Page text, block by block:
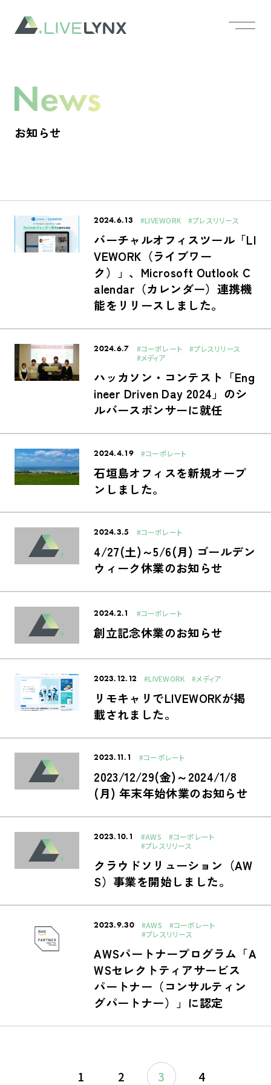
お知らせ
2024.6.13 #LIVEWORK #プレスリリース
バーチャルオフィスツール「LI
VEWORK（ライブワー
ク）」、Microsoft Outlook C
alendar（カレンダー）連携機
能をリリースしました。
2024.6.7 #コーポレート
#プレスリリース
#メディア
ハッカソン・コンテスト「Eng
ineer Driven Day 2024」のシ
ルバースポンサーに就任
2024.4.19 #コーポレート
石垣島オフィスを新規オープ
ンしました。
2024.3.5 #コーポレート
4/27(土)～5/6(月) ゴールデン
ウィーク休業のお知らせ
2024.2.1 #コーポレート
創立記念休業のお知らせ
2023.12.12 #LIVEWORK #メディア
リモキャリでLIVEWORKが掲
載されました。
2023.11.1 #コーポレート
2023/12/29(金)～2024/1/8
(月) 年末年始休業のお知らせ
2023.10.1 #AWS
#コーポレート
#プレスリリース
クラウドソリューション（AW
S）事業を開始しました。
2023.9.30 #AWS
#コーポレート
#プレスリリース
AWSパートナープログラム「A
WSセレクトティアサービス
パートナー（コンサルティン
グパートナー）」に認定
1 2 3 4